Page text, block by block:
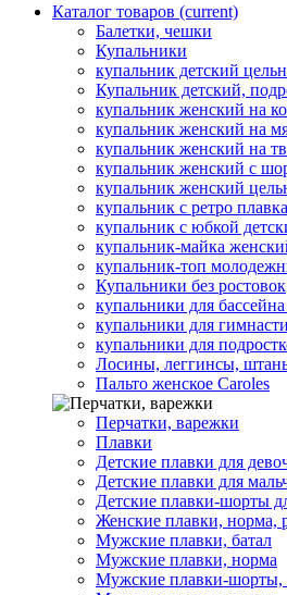
Каталог товаров (current)
Балетки, чешки
Купальники
купальник детский
Купальник детский,
купальник женский на
купальник женский на
купальник женский на
купальник женский с
купальник женский
купальник с ретро
купальник с юбкой
купальник-майка
купальник-топ
Купальники без ростовок
купальники для
купальники для
купальники для
Лосины, леггинсы,
Пальто женское Caroles
Перчатки, варежки
Плавки
Детские плавки для
Детские плавки для
Детские плавки-шорты
Женские плавки, норма,
Мужские плавки, батал
Мужские плавки, норма
Мужские плавки-шорты,